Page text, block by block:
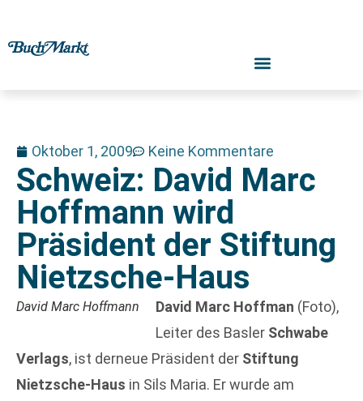
Oktober 1, 2009 Keine Kommentare
Schweiz: David Marc
Hoffmann wird
Präsident der Stiftung
Nietzsche-Haus
David Marc Hoffmann David Marc Hoffman (Foto),
Leiter des Basler Schwabe
Verlags, ist derneue Präsident der Stiftung
Nietzsche-Haus in Sils Maria. Er wurde am